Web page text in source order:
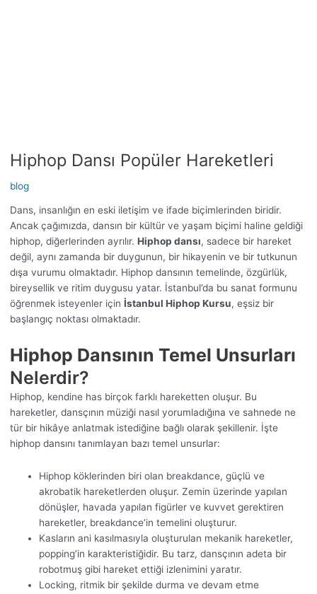
Hiphop Dansı Popüler Hareketleri
blog
Dans, insanlığın en eski iletişim ve ifade biçimlerinden biridir.
Ancak çağımızda, dansın bir kültür ve yaşam biçimi haline geldiği
hiphop, diğerlerinden ayrılır. Hiphop dansı, sadece bir hareket
değil, aynı zamanda bir duygunun, bir hikayenin ve bir tutkunun
dışa vurumu olmaktadır. Hiphop dansının temelinde, özgürlük,
bireysellik ve ritim duygusu yatar. İstanbul’da bu sanat formunu
öğrenmek isteyenler için İstanbul Hiphop Kursu, eşsiz bir
başlangıç noktası olmaktadır.
Hiphop Dansının Temel Unsurları
Nelerdir?
Hiphop, kendine has birçok farklı hareketten oluşur. Bu
hareketler, dansçının müziği nasıl yorumladığına ve sahnede ne
tür bir hikâye anlatmak istediğine bağlı olarak şekillenir. İşte
hiphop dansını tanımlayan bazı temel unsurlar:
Hiphop köklerinden biri olan breakdance, güçlü ve
akrobatik hareketlerden oluşur. Zemin üzerinde yapılan
dönüşler, havada yapılan figürler ve kuvvet gerektiren
hareketler, breakdance’in temelini oluşturur.
Kasların ani kasılmasıyla oluşturulan mekanik hareketler,
popping’in karakteristiğidir. Bu tarz, dansçının adeta bir
robotmuş gibi hareket ettiği izlenimini yaratır.
Locking, ritmik bir şekilde durma ve devam etme